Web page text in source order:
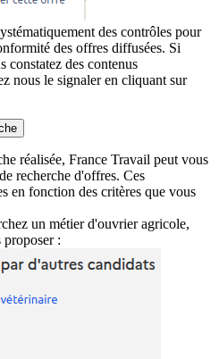
des contrôles pour
des offres diffusées. Si
constatez des contenus
nous le signaler en cliquant sur
réalisée, France Travail peut vous
recherche d'offres. Ces
en fonction des critères que vous
un métier d'ouvrier agricole,
: